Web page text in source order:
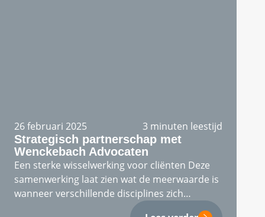
26 februari 2025
3 minuten leestijd
Strategisch partnerschap met
Wenckebach Advocaten
Een sterke wisselwerking voor cliënten Deze
samenwerking laat zien wat de meerwaarde is
wanneer verschillende disciplines zich